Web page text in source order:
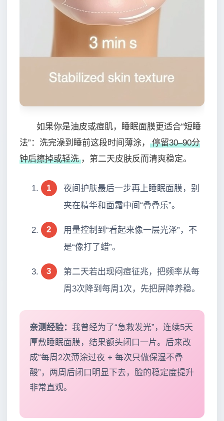
如果你是油皮或痘肌，睡眠面膜更适合“短睡
法”：洗完澡到睡前这段时间薄涂，
停留30–90分
钟后擦掉或轻洗 ，第二天皮肤反而清爽稳定。
1
夜间护肤最后一步再上睡眠面膜，别
夹在精华和面霜中间“叠叠乐”。
2
用量控制到“看起来像一层光泽”，不
是“像打了蜡”。
3
第二天若出现闷痘征兆，把频率从每
周3次降到每周1次，先把屏障养稳。
亲测经验： 我曾经为了“急救发光”，连续5天
厚敷睡眠面膜，结果额头闭口一片。后来改
成“每周2次薄涂过夜 + 每次只做保湿不叠
酸”，两周后闭口明显下去，脸的稳定度提升
非常直观。